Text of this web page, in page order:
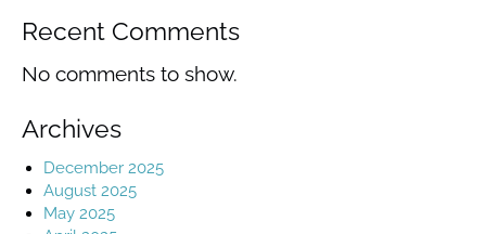
Recent Comments
No comments to show.
Archives
December 2025
August 2025
May 2025